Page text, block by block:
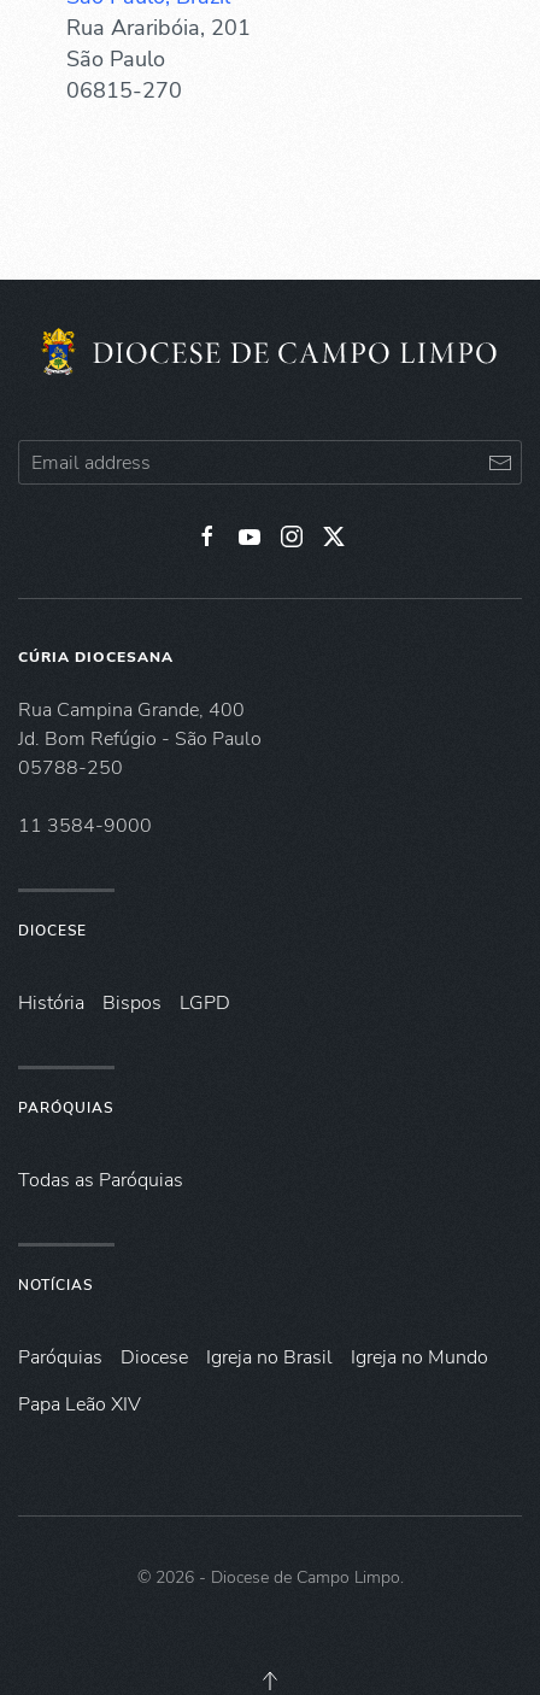
Rua Araribóia, 201
São Paulo
06815-270
CÚRIA DIOCESANA
Rua Campina Grande, 400
Jd. Bom Refúgio - São Paulo
05788-250
11 3584-9000
DIOCESE
História Bispos LGPD
PARÓQUIAS
Todas as Paróquias
NOTÍCIAS
Paróquias Diocese Igreja no Brasil
Igreja no Mundo
Papa Leão XIV
© 2026- Diocese de Campo Limpo.